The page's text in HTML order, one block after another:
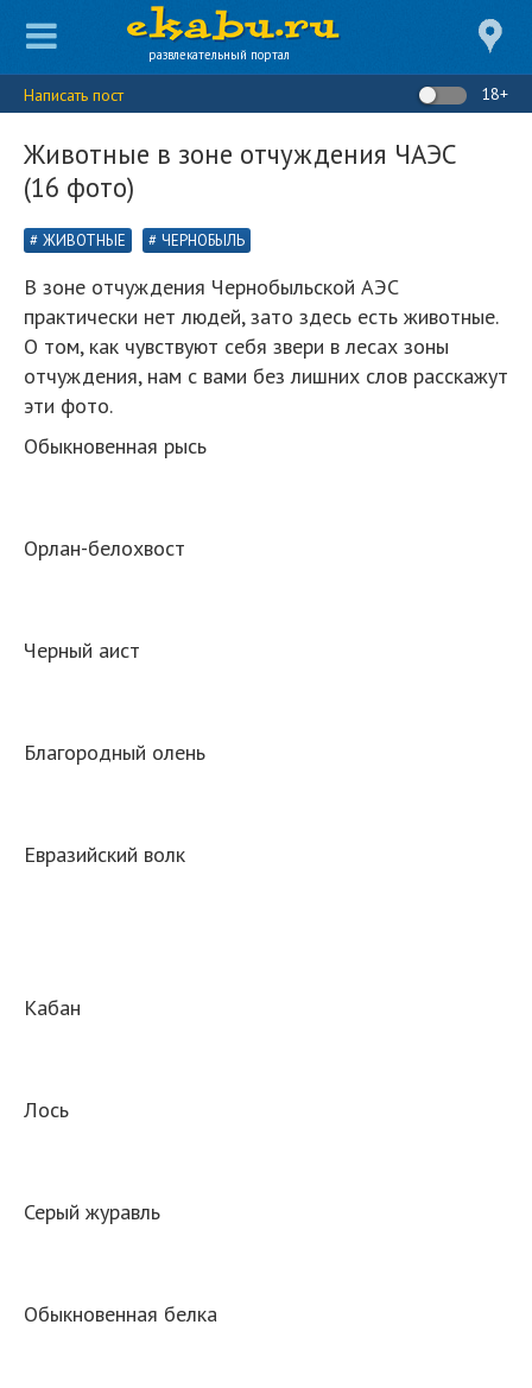
развлекательный портал
Написать пост 18+
Животные в зоне отчуждения ЧАЭС
(16 фото)
ЖИВОТНЫЕ ЧЕРНОБЫЛЬ
В зоне отчуждения Чернобыльской АЭС
практически нет людей, зато здесь есть животные.
О том, как чувствуют себя звери в лесах зоны
отчуждения, нам с вами без лишних слов расскажут
эти фото.
Обыкновенная рысь
Орлан-белохвост
Черный аист
Благородный олень
Евразийский волк
Кабан
Лось
Серый журавль
Обыкновенная белка